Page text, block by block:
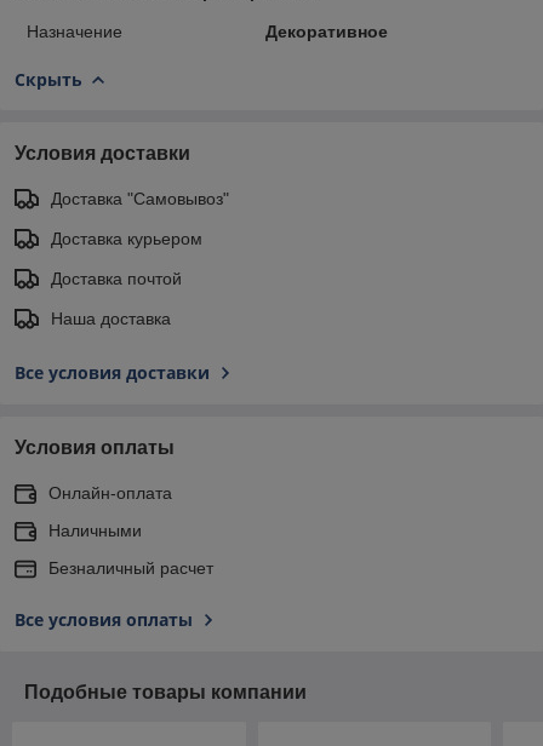
Назначение Декоративное
Скрыть
Условия доставки
Доставка "Самовывоз"
Доставка курьером
Доставка почтой
Наша доставка
Все условия доставки
Условия оплаты
Онлайн-оплата
Наличными
Безналичный расчет
Все условия оплаты
Подобные товары компании